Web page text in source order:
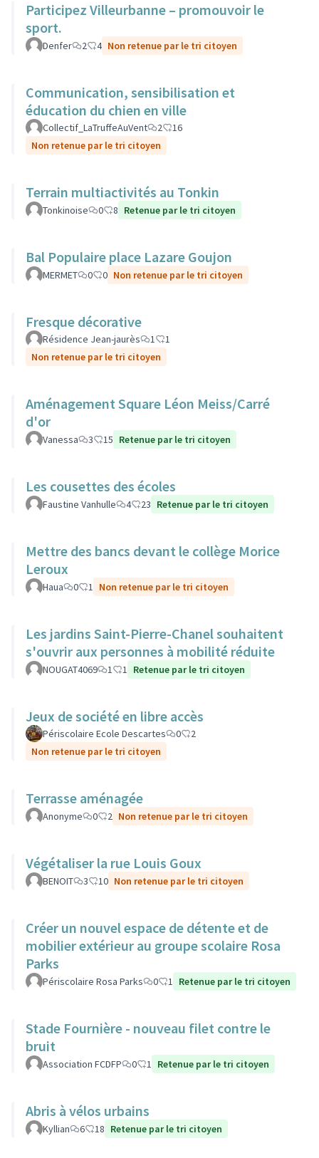
Participez Villeurbanne – promouvoir le
sport.
Denfer 2 4 Non retenue par le tri citoyen
Communication, sensibilisation et
éducation du chien en ville
Collectif_LaTruffeAuVent 2
16
Non retenue par le tri citoyen
Terrain multiactivités au Tonkin
Tonkinoise 0 8 Retenue par le tri citoyen
Bal Populaire place Lazare Goujon
MERMET 0 0 Non retenue par le tri citoyen
Fresque décorative
Résidence Jean-jaurès 1
1
Non retenue par le tri citoyen
Aménagement Square Léon Meiss/Carré
d'or
Vanessa 3 15 Retenue par le tri citoyen
Les cousettes des écoles
Faustine Vanhulle 4 23 Retenue par le tri citoyen
Mettre des bancs devant le collège Morice
Leroux
Haua 0 1 Non retenue par le tri citoyen
Les jardins Saint-Pierre-Chanel souhaitent
s'ouvrir aux personnes à mobilité réduite
NOUGAT4069 1 1 Retenue par le tri citoyen
Jeux de société en libre accès
Périscolaire Ecole Descartes 0
2
Non retenue par le tri citoyen
Terrasse aménagée
Anonyme 0 2 Non retenue par le tri citoyen
Végétaliser la rue Louis Goux
BENOIT 3 10 Non retenue par le tri citoyen
Créer un nouvel espace de détente et de
mobilier extérieur au groupe scolaire Rosa
Parks
Périscolaire Rosa Parks 0 1 Retenue par le tri citoyen
Stade Fournière - nouveau filet contre le
bruit
Association FCDFP 0 1 Retenue par le tri citoyen
Abris à vélos urbains
Kyllian 6 18 Retenue par le tri citoyen